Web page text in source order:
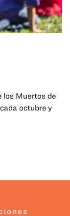
los Muertos de
octubre y